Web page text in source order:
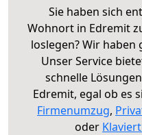
Sie haben sich
Wohnort in Edremit
loslegen? Wir haben
Unser Service
schnelle
Edremit, egal ob es
Firmenumzug,
oder